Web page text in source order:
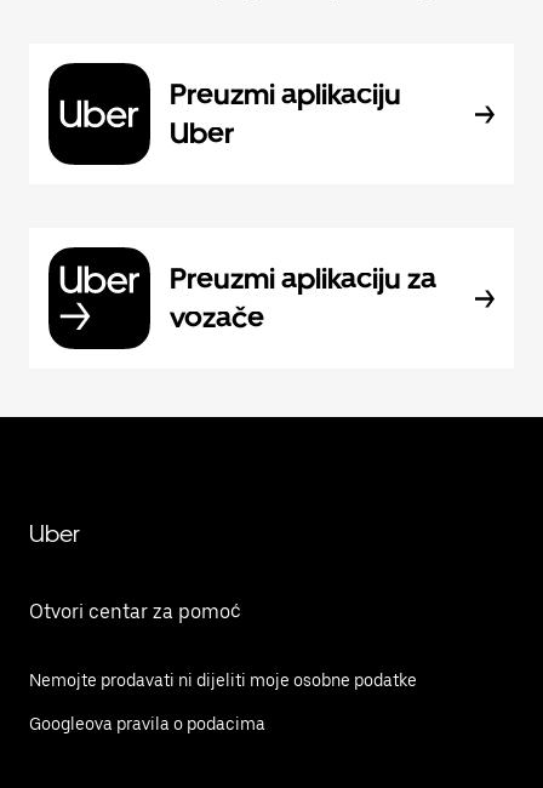
Preuzmi aplikaciju
Uber
Preuzmi aplikaciju za
vozače
Uber
Otvori centar za pomoć
Nemojte prodavati ni dijeliti moje osobne podatke
Googleova pravila o podacima